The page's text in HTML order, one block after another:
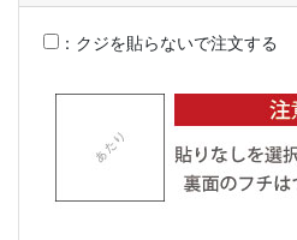
： クジを貼らないで注文する